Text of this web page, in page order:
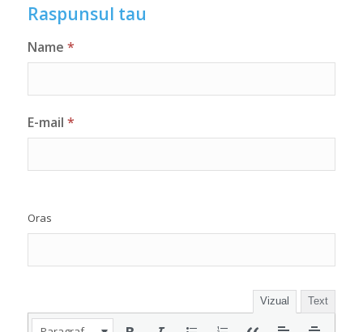
Raspunsul tau
Name *
E-mail *
Oras
Vizual Text